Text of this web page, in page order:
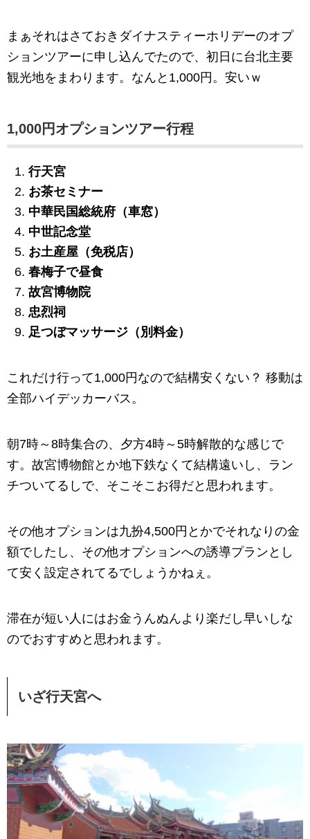
まぁそれはさておきダイナスティーホリデーのオプ
ションツアーに申し込んでたので、初日に台北主要
観光地をまわります。なんと1,000円。安いｗ
1,000円オプションツアー行程
行天宮
お茶セミナー
中華民国総統府（車窓）
中世記念堂
お土産屋（免税店）
春梅子で昼食
故宮博物院
忠烈祠
足つぼマッサージ（別料金）
これだけ行って1,000円なので結構安くない？ 移動は
全部ハイデッカーバス。
朝7時～8時集合の、夕方4時～5時解散的な感じで
す。故宮博物館とか地下鉄なくて結構遠いし、ラン
チついてるしで、そこそこお得だと思われます。
その他オプションは九扮4,500円とかでそれなりの金
額でしたし、その他オプションへの誘導プランとし
て安く設定されてるでしょうかねぇ。
滞在が短い人にはお金うんぬんより楽だし早いしな
のでおすすめと思われます。
いざ行天宮へ